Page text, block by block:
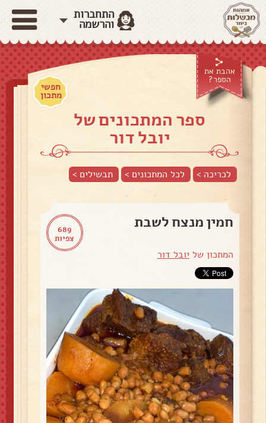
התחברות
והרשמה
אהבת את
הספר?
חפשי
מתכון
ספר המתכונים של
יובל דור
לכריכה > לכל המתכונים > תבשילים>
689
צפיות
חמין מנצח לשבת
המתכון של יובל דור